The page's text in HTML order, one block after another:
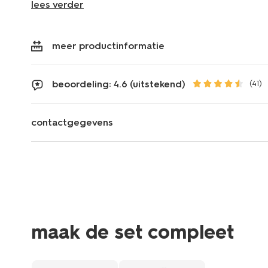
lees verder
meer productinformatie
beoordeling: 4.6 (uitstekend) (41)
contactgegevens
maak de set compleet3+1 gratis